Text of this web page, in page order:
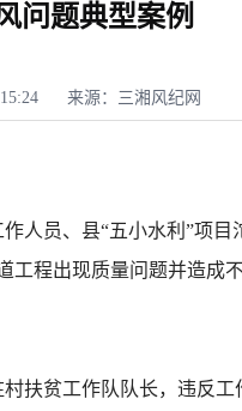
问题典型案例
来源：三湘风纪网
员、县“五小水利”项目
程出现质量问题并造成
扶贫工作队队长，违反